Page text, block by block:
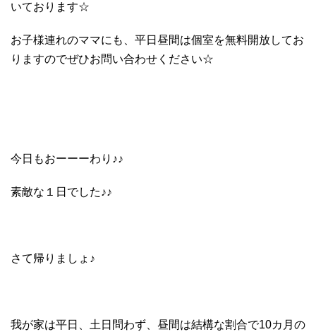
いております☆
お子様連れのママにも、平日昼間は個室を無料開放してお
りますのでぜひお問い合わせください☆
今日もおーーーわり♪♪
素敵な１日でした♪♪
さて帰りましょ♪
我が家は平日、土日問わず、昼間は結構な割合で10カ月の